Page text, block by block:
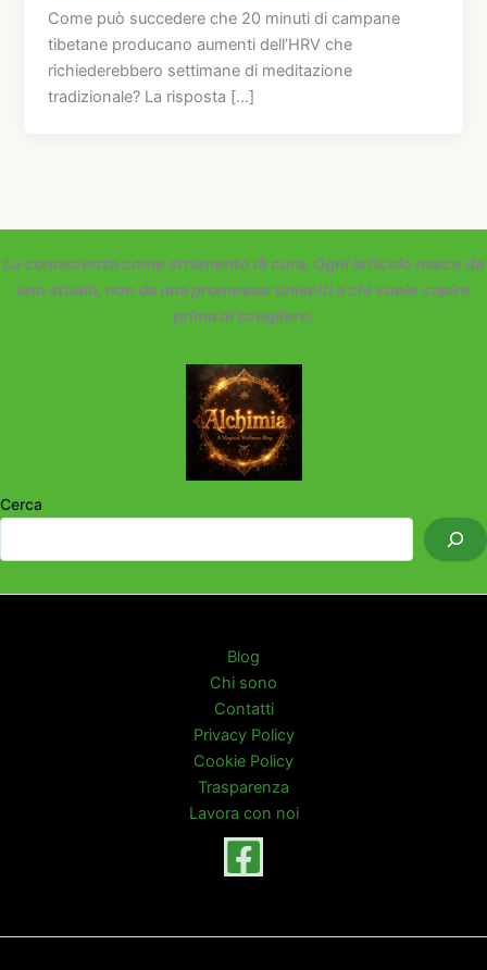
Come può succedere che 20 minuti di campane
tibetane producano aumenti dell’HRV che
richiederebbero settimane di meditazione
tradizionale? La risposta […]
La conoscenza come strumento di cura. Ogni articolo nasce da
uno studio, non da una promessa: unisciti a chi vuole capire
prima di scegliere.
Cerca
Blog
Chi sono
Contatti
Privacy Policy
Cookie Policy
Trasparenza
Lavora con noi